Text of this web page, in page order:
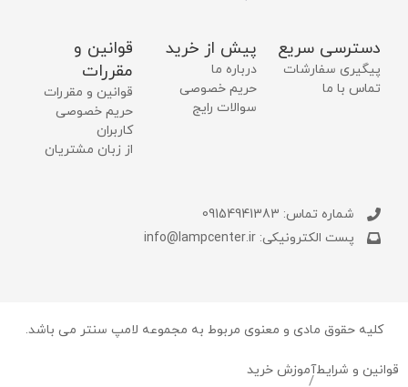
دسترسی سریع
پیگیری سفارشات
تماس با ما
پیش از خرید
درباره ما
حریم خصوصی
سوالات رایج
قوانین و
مقررات
قوانین و مقررات
حریم خصوصی
کاربران
از زبان مشتریان
شماره تماس: 09154941383
پست الکترونیکی: info@lampcenter.ir
کلیه حقوق مادی و معنوی مربوط به مجموعه لامپ سنتر می باشد.
قوانین و شرایط
/
آموزش خرید